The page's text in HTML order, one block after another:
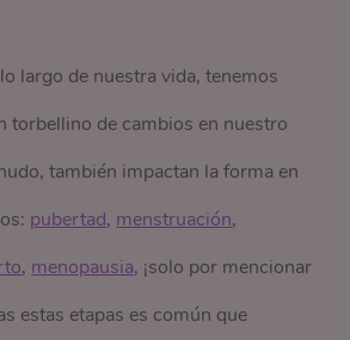
largo de nuestra vida, tenemos
torbellino de cambios en nuestro
también impactan la forma en
pubertad, menstruación,
, menopausia, ¡solo por mencionar
estas etapas es común que